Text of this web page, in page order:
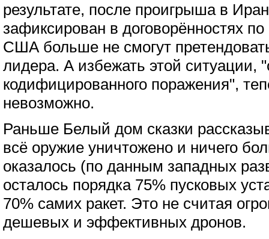
результате, после проигрыша в
зафиксирован в договорённостях
США больше не смогут
лидера. А избежать этой ситуации,
кодифицированного поражения",
невозможно.
Раньше Белый дом сказки
всё оружие уничтожено и ничего
оказалось (по данным западных
осталось порядка 75% пусковых
70% самих ракет. Это не считая
дешевых и эффективных дронов.